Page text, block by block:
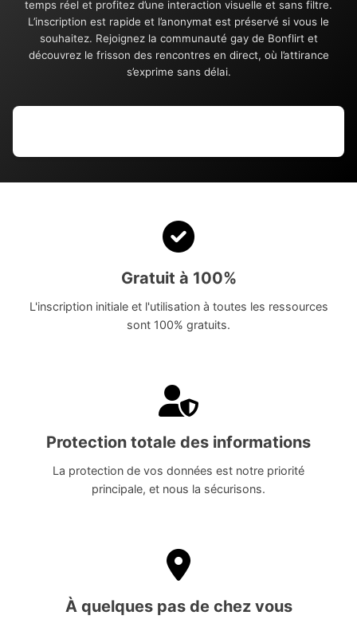
temps réel et profitez d’une interaction visuelle et sans filtre.
L’inscription est rapide et l’anonymat est préservé si vous le
souhaitez. Rejoignez la communauté gay de Bonflirt et
découvrez le frisson des rencontres en direct, où l’attirance
s’exprime sans délai.
Gratuit à 100%
L'inscription initiale et l'utilisation à toutes les ressources
sont 100% gratuits.
Protection totale des informations
La protection de vos données est notre priorité
principale, et nous la sécurisons.
À quelques pas de chez vous